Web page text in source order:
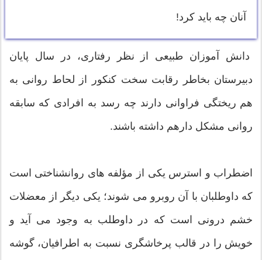
آنان چه باید کرد!
دانش آموزان طبیعی از نظر رفتاری، در سال پایان
دبیرستان بخاطر رقابت سخت کنکور از لحاط روانی به
هم ریختگی فراوانی دارند چه رسد به افرادی که سابقه
روانی مشکل دارهم داشته باشند.
اضطراب و استرس یکی از مؤلفه های روانشناختی است
که داوطلبان با آن روبرو می شوند؛ یکی ديگر از معضلات
خشم درونی است که در داوطلب به وجود می آید و
خویش را در قالب پرخاشگری نسبت به اطرافیان، گوشه